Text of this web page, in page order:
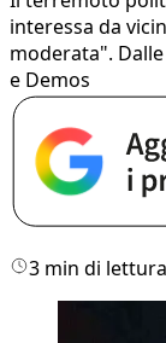
interessa da
moderata".
e Demos
3 min di lettura